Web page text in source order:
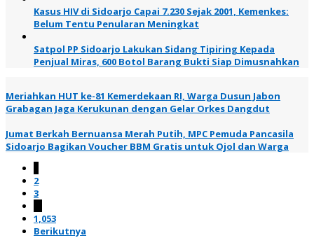
Kasus HIV di Sidoarjo Capai 7.230 Sejak 2001, Kemenkes:
Belum Tentu Penularan Meningkat
Satpol PP Sidoarjo Lakukan Sidang Tipiring Kepada
Penjual Miras, 600 Botol Barang Bukti Siap Dimusnahkan
Meriahkan HUT ke-81 Kemerdekaan RI, Warga Dusun Jabon
Grabagan Jaga Kerukunan dengan Gelar Orkes Dangdut
Jumat Berkah Bernuansa Merah Putih, MPC Pemuda Pancasila
Sidoarjo Bagikan Voucher BBM Gratis untuk Ojol dan Warga
2
3
1,053
Berikutnya